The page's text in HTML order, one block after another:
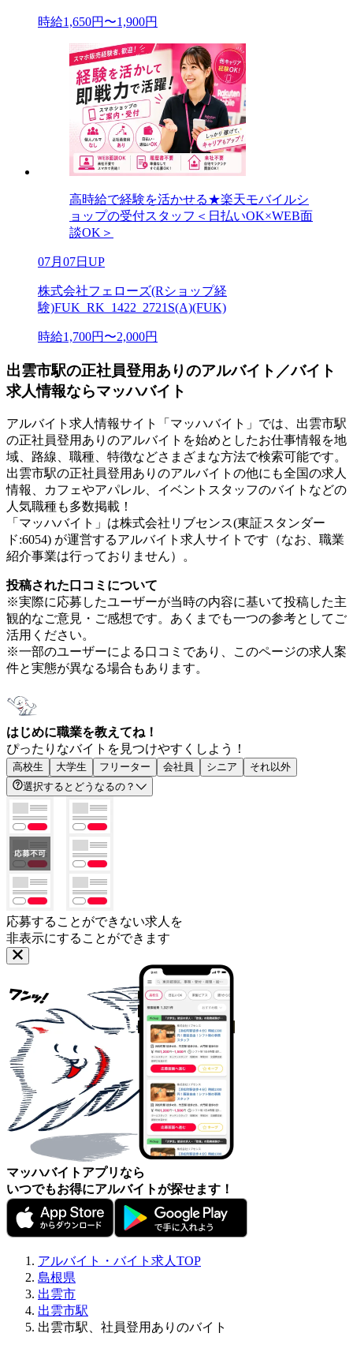
時給1,650円〜1,900円
高時給で経験を活かせる★楽天モバイルシ
ョップの受付スタッフ＜日払いOK×WEB面
談OK＞
07月07日UP
株式会社フェローズ(Rショップ経
験)FUK_RK_1422_2721S(A)(FUK)
時給1,700円〜2,000円
出雲市駅の正社員登用ありのアルバイト／バイト
求人情報ならマッハバイト
アルバイト求人情報サイト「マッハバイト」では、出雲市駅
の正社員登用ありのアルバイトを始めとしたお仕事情報を地
域、路線、職種、特徴などさまざまな方法で検索可能です。
出雲市駅の正社員登用ありのアルバイトの他にも全国の求人
情報、カフェやアパレル、イベントスタッフのバイトなどの
人気職種も多数掲載！
「マッハバイト」は株式会社リブセンス(東証スタンダー
ド:6054) が運営するアルバイト求人サイトです（なお、職業
紹介事業は行っておりません）。
投稿された口コミについて
※実際に応募したユーザーが当時の内容に基いて投稿した主
観的なご意見・ご感想です。あくまでも一つの参考としてご
活用ください。
※一部のユーザーによる口コミであり、このページの求人案
件と実態が異なる場合もあります。
はじめに職業を教えてね！
ぴったりなバイトを見つけやすくしよう！
高校生 大学生 フリーター 会社員 シニア
それ以外
選択するとどうなるの？
応募することができない求人を
非表示にすることができます
マッハバイトアプリなら
いつでもお得にアルバイトが探せます！
アルバイト・バイト求人TOP
島根県
出雲市
出雲市駅
出雲市駅、社員登用ありのバイト